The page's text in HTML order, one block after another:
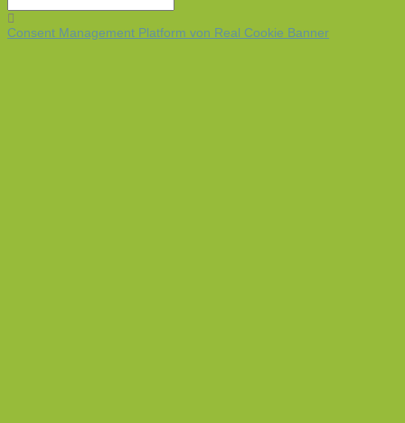
Consent Management Platform von Real Cookie Banner